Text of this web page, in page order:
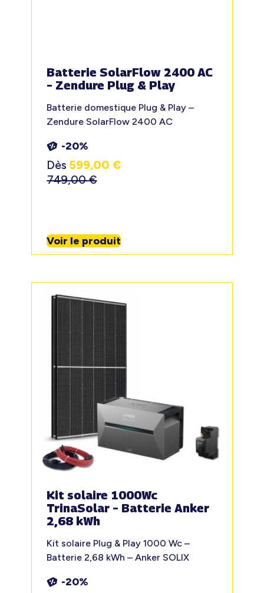
Batterie SolarFlow 2400 AC
– Zendure Plug & Play
Batterie domestique Plug & Play –
Zendure SolarFlow 2400 AC
-20%
Dès 599,00€
749,00€
Voir le produit
Kit solaire 1000Wc
TrinaSolar – Batterie Anker
2,68 kWh
Kit solaire Plug & Play 1000 Wc –
Batterie 2,68 kWh – Anker SOLIX
-20%